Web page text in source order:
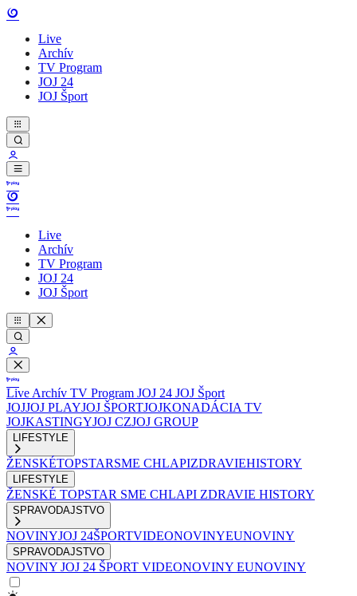
Live
Archív
TV Program
JOJ 24
JOJ Šport
Live
Archív
TV Program
JOJ 24
JOJ Šport
Live Archív TV Program JOJ 24 JOJ Šport
JOJJOJ PLAYJOJ ŠPORTJOJKONADÁCIA TV
JOJKASTINGYJOJ CZJOJ GROUP
LIFESTYLE
ŽENSKÉTOPSTARSME CHLAPIZDRAVIEHISTORY
LIFESTYLE
ŽENSKÉ TOPSTAR SME CHLAPI ZDRAVIE HISTORY
SPRAVODAJSTVO
NOVINYJOJ 24ŠPORTVIDEONOVINYEUNOVINY
SPRAVODAJSTVO
NOVINY JOJ 24 ŠPORT VIDEONOVINY EUNOVINY